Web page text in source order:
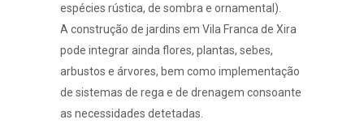
espécies rústica, de sombra e ornamental).
A construção de jardins em Vila Franca de Xira
pode integrar ainda flores, plantas, sebes,
arbustos e árvores, bem como implementação
de sistemas de rega e de drenagem consoante
as necessidades detetadas.